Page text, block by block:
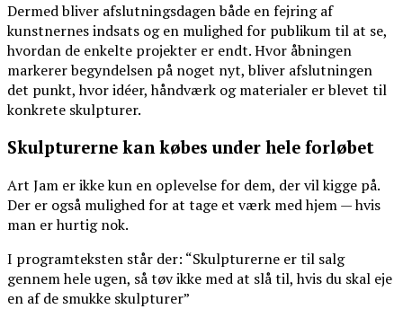
Dermed bliver afslutningsdagen både en fejring af
kunstnernes indsats og en mulighed for publikum til at se,
hvordan de enkelte projekter er endt. Hvor åbningen
markerer begyndelsen på noget nyt, bliver afslutningen
det punkt, hvor idéer, håndværk og materialer er blevet til
konkrete skulpturer.
Skulpturerne kan købes under hele forløbet
Art Jam er ikke kun en oplevelse for dem, der vil kigge på.
Der er også mulighed for at tage et værk med hjem — hvis
man er hurtig nok.
I programteksten står der: “Skulpturerne er til salg
gennem hele ugen, så tøv ikke med at slå til, hvis du skal eje
en af de smukke skulpturer”